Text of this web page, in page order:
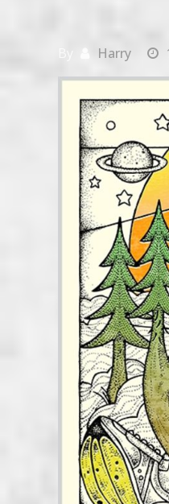
Harry